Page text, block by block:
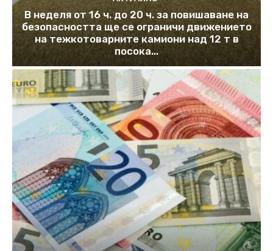
В неделя от 16 ч. до 20 ч. за повишаване на
безопасността ще се ограничи движението
на тежкотоварните камиони над 12 т в
посока...